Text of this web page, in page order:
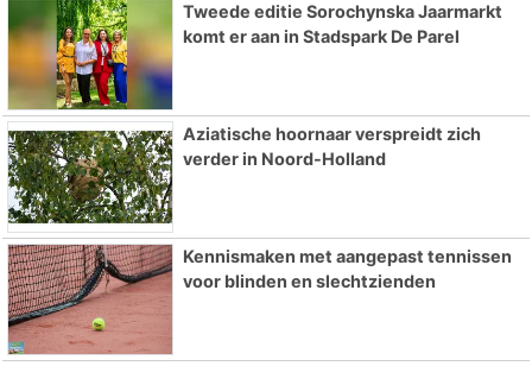
Tweede editie Sorochynska Jaarmarkt
komt er aan in Stadspark De Parel
Aziatische hoornaar verspreidt zich
verder in Noord-Holland
Kennismaken met aangepast tennissen
voor blinden en slechtzienden